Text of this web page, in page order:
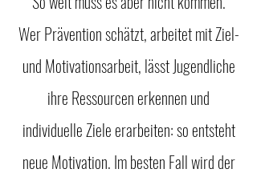
Wer Prävention schätzt, arbeitet mit Ziel-
und Motivationsarbeit, lässt Jugendliche
ihre Ressourcen erkennen und
individuelle Ziele erarbeiten: so entsteht
neue Motivation. Im besten Fall wird der